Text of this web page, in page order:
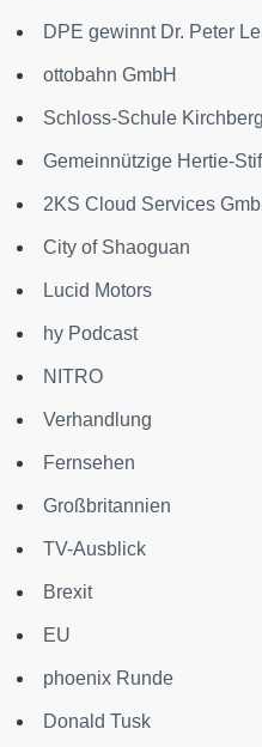
DPE gewinnt Dr. Peter
ottobahn GmbH
Schloss-Schule Kirchberg
Gemeinnützige Hertie-
2KS Cloud Services
City of Shaoguan
Lucid Motors
hy Podcast
NITRO
Verhandlung
Fernsehen
Großbritannien
TV-Ausblick
Brexit
EU
phoenix Runde
Donald Tusk